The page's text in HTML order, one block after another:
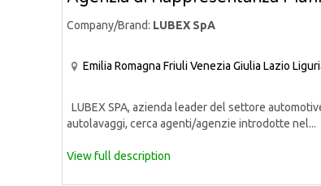
Company/Brand: LUBEX SpA
Emilia Romagna Friuli Venezia Giulia Lazio
LUBEX SPA, azienda leader del settore
autolavaggi, cerca agenti/agenzie introdotte nel...
View full description